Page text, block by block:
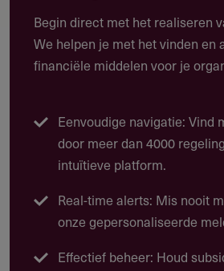
De agrarische- en visserijsector
en toeristische belevingswaarde van
investeren in zaken die deze
Werkgebied
Begin direct met het realiseren
We helpen je met het vinden en
financiële middelen voor je
Eenvoudige navigatie: Vind
door meer dan 4000
intuïtieve platform.
Real-time alerts: Mis nooit
onze gepersonaliseerde
Effectief beheer: Houd